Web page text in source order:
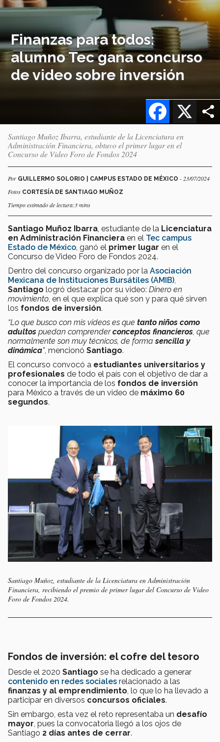
Finanzas para todos:
alumno Tec gana concurso
de video sobre inversión
X
Facebook
Santiago Muñoz Ibarra, estudiante de la Licenciatura en
Administración Financiera, obtuvo el primer lugar en el
Concurso de Video Foro de Fondos 2024
Por GUILLERMO SOLORIO | CAMPUS ESTADO DE MÉXICO - 23/07/2024
Fotos CORTESÍA DE SANTIAGO MUÑOZ
Tiempo estimado de lectura:3 mins
Santiago Muñoz Ibarra , estudiante de la Licenciatura
en Administración Financiera en el Tec campus
Estado de México , ganó el primer lugar en el
Concurso de Video Foro de Fondos 2024.
Dentro del concurso organizado por la Asociación
Mexicana de Instituciones Bursátiles (AMIB)
Santiago logró destacar por su video: Dinero en
movimiento , en el que explica qué son y para qué sirven
los fondos de inversión.
“Lo que busco con mis videos es que tanto niños como
adultos puedan comprenderconceptos financieros , que
normalmente son muy técnicos, de formasencilla y
dinámica”, mencionó Santiago.
El concurso convocó a estudiantes universitarios y
profesionales de todo el país con el objetivo de dar a
conocer la importancia de los fondos de inversión
para México a través de un video de máximo 60
segundos.
Santiago Muñoz, estudiante de la Licenciatura en Administración
Financiera, recibiendo el premio de primer lugar del Concurso de Video
Foro de Fondos 2024.
Fondos de inversión: el cofre del tesoro
Desde el 2020 Santiago se ha dedicado a generar
contenido en redes sociales relacionado a las
finanzas y al emprendimiento, lo que lo ha llevado a
participar en diversos concursos oficiales.
Sin embargo, esta vez el reto representaba un desafío
mayor, pues la convocatoria llegó a los ojos de
Santiago 2 días antes de cerrar.